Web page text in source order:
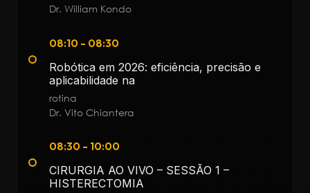
Dr. William Kondo
08:10 - 08:30
Robótica em 2026: eficiência, precisão e
aplicabilidade na
rotina
Dr. Vito Chiantera
08:30 - 10:00
CIRURGIA AO VIVO – SESSÃO 1 –
HISTERECTOMIA